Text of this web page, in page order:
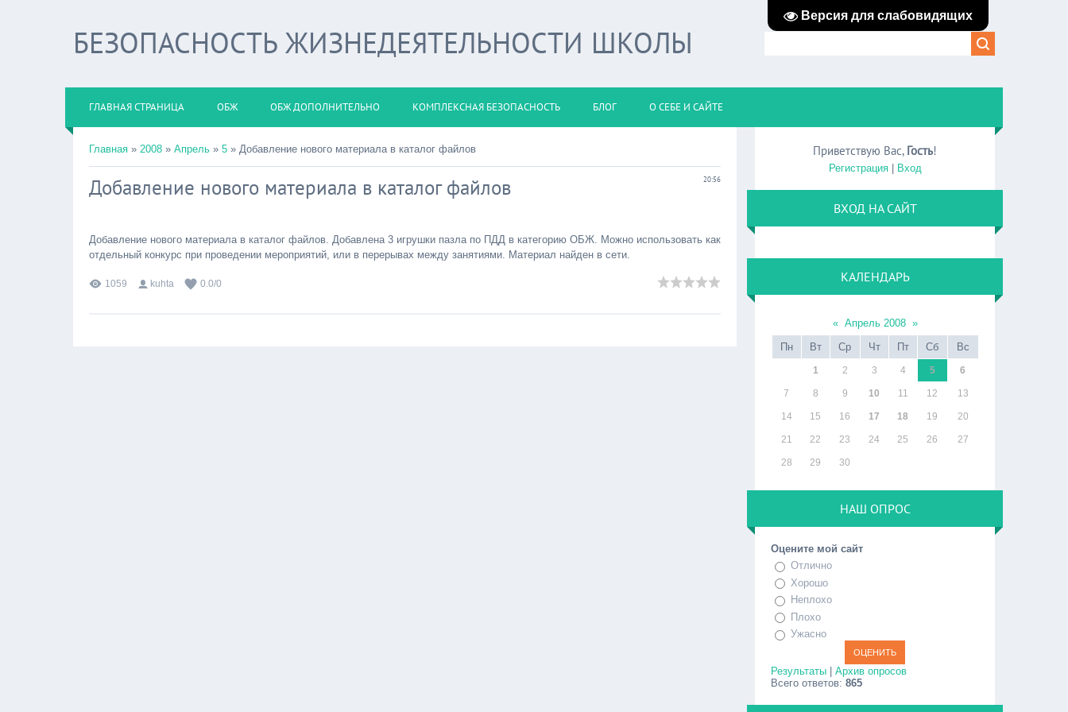
Версия для слабовидящих
БЕЗОПАСНОСТЬ ЖИЗНЕДЕЯТЕЛЬНОСТИ ШКОЛЫ
ГЛАВНАЯ СТРАНИЦА ОБЖ ОБЖ ДОПОЛНИТЕЛЬНО КОМПЛЕКСНАЯ БЕЗОПАСНОСТЬ БЛОГ О СЕБЕ И САЙТЕ
Главная » 2008 » Апрель » 5 » Добавление нового материала в каталог файлов
20:56
Добавление нового материала в каталог файлов
Добавление нового материала в каталог файлов. Добавлена 3 игрушки пазла по ПДД в категорию ОБЖ. Можно использовать как
отдельный конкурс при проведении мероприятий, или в перерывах между занятиями. Материал найден в сети.
1059 kuhta 0.0/0
Приветствую Вас, Гость!
Регистрация| Вход
ВХОД НА САЙТ
КАЛЕНДАРЬ
« Апрель 2008 »
Пн
Вт Ср Чт Пт Сб Вс
1 2 3 4 5 6
7 8 9 10 11 12 13
14 15 16 17 18 19 20
21 22 23 24 25 26 27
28 29 30
НАШ ОПРОС
Оцените мой сайт
Отлично
Хорошо
Неплохо
Плохо
Ужасно
Результаты |Архив опросов
Всего ответов:865